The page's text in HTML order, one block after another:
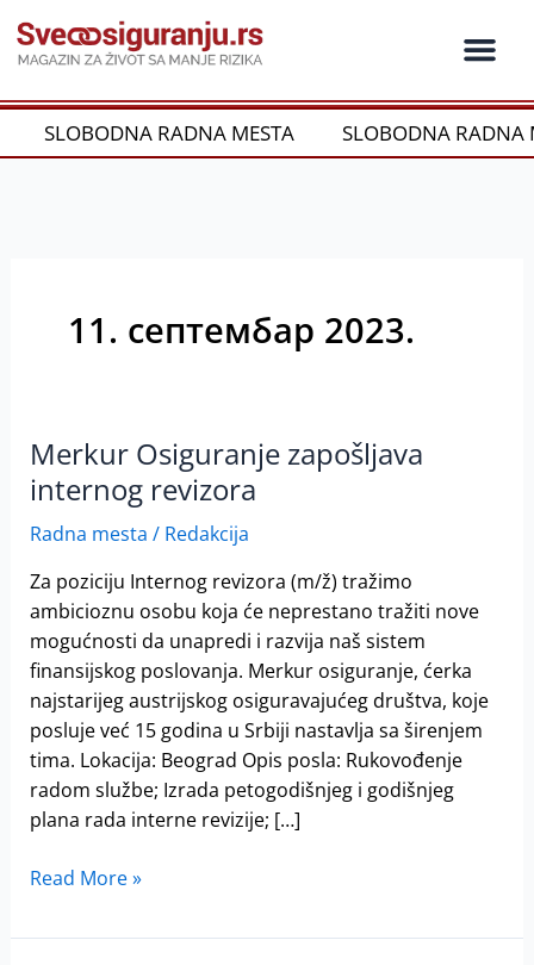
на
садржај
SLOBODNA RADNA MESTA SLOBODNA RADNA
11. септембар 2023.
Merkur Osiguranje zapošljava
internog revizora
Radna mesta / Redakcija
Za poziciju Internog revizora (m/ž) tražimo
ambicioznu osobu koja će neprestano tražiti nove
mogućnosti da unapredi i razvija naš sistem
finansijskog poslovanja. Merkur osiguranje, ćerka
najstarijeg austrijskog osiguravajućeg društva, koje
posluje već 15 godina u Srbiji nastavlja sa širenjem
tima. Lokacija: Beograd Opis posla: Rukovođenje
radom službe; Izrada petogodišnjeg i godišnjeg
plana rada interne revizije; […]
Merkur
Osiguranje
zapošljava
internog
revizora
Read More »